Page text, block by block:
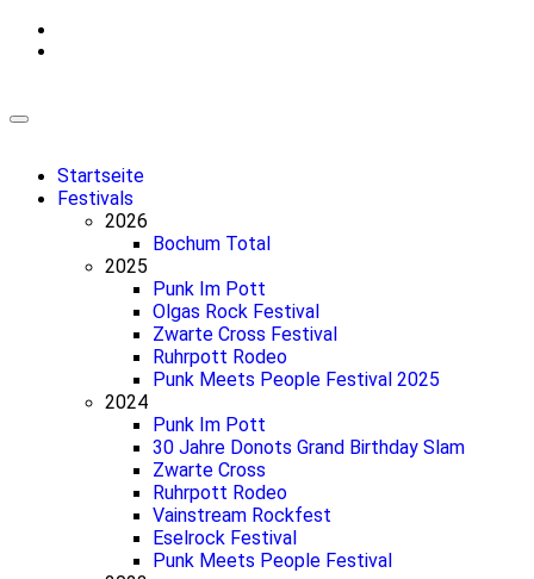
Zum
Inhalt
Startseite
Festivals
2026
Bochum Total
2025
Punk Im Pott
Olgas Rock Festival
Zwarte Cross Festival
Ruhrpott Rodeo
Punk Meets People Festival 2025
2024
Punk Im Pott
30 Jahre Donots Grand Birthday Slam
Zwarte Cross
Ruhrpott Rodeo
Vainstream Rockfest
Eselrock Festival
Punk Meets People Festival